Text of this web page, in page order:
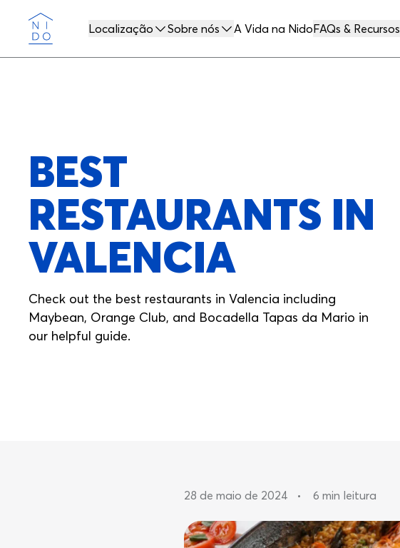
Nido
Localização Sobre nós A Vida na NidoFAQs & Recursos
BEST
RESTAURANTS IN
VALENCIA
Check out the best restaurants in Valencia including
Maybean, Orange Club, and Bocadella Tapas da Mario in
our helpful guide.
28 de maio de 2024 • 6 min leitura